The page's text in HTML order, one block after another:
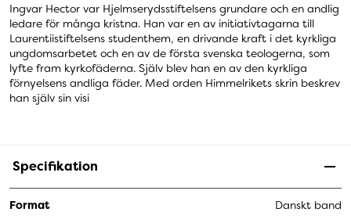
Ingvar Hector var Hjelmserydsstiftelsens grundare och en andlig
ledare för många kristna. Han var en av initiativtagarna till
Laurentiistiftelsens studenthem, en drivande kraft i det kyrkliga
ungdomsarbetet och en av de första svenska teologerna, som
lyfte fram kyrkofäderna. Själv blev han en av den kyrkliga
förnyelsens andliga fäder. Med orden Himmelrikets skrin beskrev
han själv sin visi
Specifikation
Format Danskt band